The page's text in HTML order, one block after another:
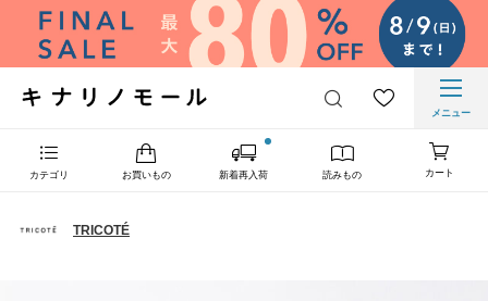
メニュー
カテゴリ お買いもの 新着再入荷 読みもの カート
TRICOTÉ